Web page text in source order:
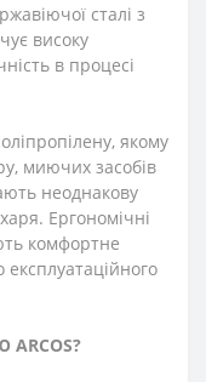
сталі з
високу
в процесі
якому
миючих засобів
неоднакову
Ергономічні
комфортне
?